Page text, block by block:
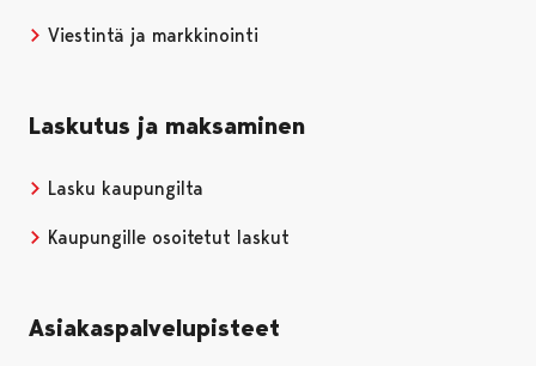
Viestintä ja markkinointi
Laskutus ja maksaminen
Lasku kaupungilta
Kaupungille osoitetut laskut
Asiakaspalvelupisteet